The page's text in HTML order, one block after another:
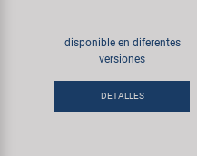
disponible en diferentes
versiones
DETALLES